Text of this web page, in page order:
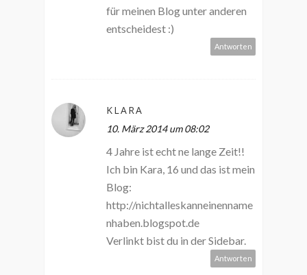
für meinen Blog unter anderen
entscheidest :)
Antworten
KLARA
10. März 2014 um 08:02
4 Jahre ist echt ne lange Zeit!!
Ich bin Kara, 16 und das ist mein
Blog:
http://nichtalleskanneinenname
nhaben.blogspot.de
Verlinkt bist du in der Sidebar.
Antworten